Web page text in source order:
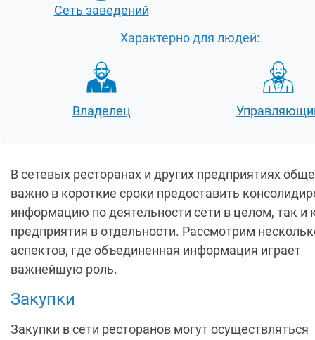
Сеть заведений
Характерно для людей:
Владелец
В сетевых ресторанах и других предприятиях
важно в короткие сроки предоставить
информацию по деятельности сети в целом, так и
предприятия в отдельности. Рассмотрим
аспектов, где объединенная информация играет
важнейшую роль.
Закупки
Закупки в сети ресторанов могут осуществляться